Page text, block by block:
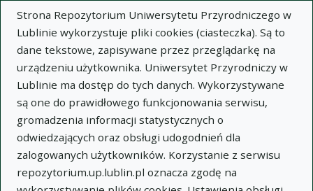
Strona Repozytorium Uniwersytetu Przyrodniczego w
Lublinie wykorzystuje pliki cookies (ciasteczka). Są to
dane tekstowe, zapisywane przez przeglądarkę na
urządzeniu użytkownika. Uniwersytet Przyrodniczy w
Lublinie ma dostęp do tych danych. Wykorzystywane
są one do prawidłowego funkcjonowania serwisu,
gromadzenia informacji statystycznych o
odwiedzających oraz obsługi udogodnień dla
zalogowanych użytkowników. Korzystanie z serwisu
repozytorium.up.lublin.pl oznacza zgodę na
×
Opis Notatki
Autor:Jerzy Gnyp
Tytuł:Wzrost i rozwój jałowic mieszańców F1
(hf x cb) i czystorasowych cb odchowywanych
systemem pastwiskowymi alkierzowym
Wariant tytułu:The growth and development